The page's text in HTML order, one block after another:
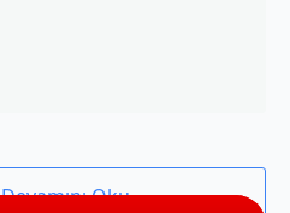
Devamını Oku